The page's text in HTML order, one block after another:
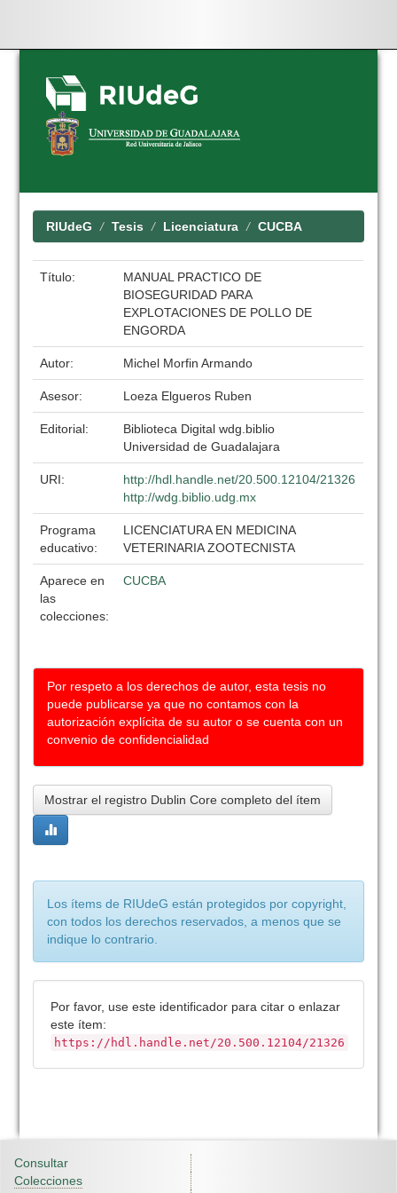
Skip
navigation
RIUdeG Tesis Licenciatura CUCBA
Título:
MANUAL PRACTICO DE
BIOSEGURIDAD PARA
EXPLOTACIONES DE POLLO DE
ENGORDA
Autor: Michel Morfin Armando
Asesor: Loeza Elgueros Ruben
Editorial:
Biblioteca Digital wdg.biblio
Universidad de Guadalajara
URI:
http://hdl.handle.net/20.500.12104/21326
http://wdg.biblio.udg.mx
Programa
educativo:
LICENCIATURA EN MEDICINA
VETERINARIA ZOOTECNISTA
Aparece en
las
colecciones:
CUCBA
Por respeto a los derechos de autor, esta tesis no
puede publicarse ya que no contamos con la
autorización explícita de su autor o se cuenta con un
convenio de confidencialidad
Mostrar el registro Dublin Core completo del ítem
Los ítems de RIUdeG están protegidos por copyright,
con todos los derechos reservados, a menos que se
indique lo contrario.
Por favor, use este identificador para citar o enlazar
este ítem:
https://hdl.handle.net/20.500.12104/21326
Consultar
Colecciones